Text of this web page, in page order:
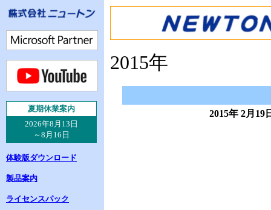
夏期休業案内
2026年8月13日
～8月16日
体験版ダウンロード
製品案内
ライセンスパック
2015年
2015年 2月